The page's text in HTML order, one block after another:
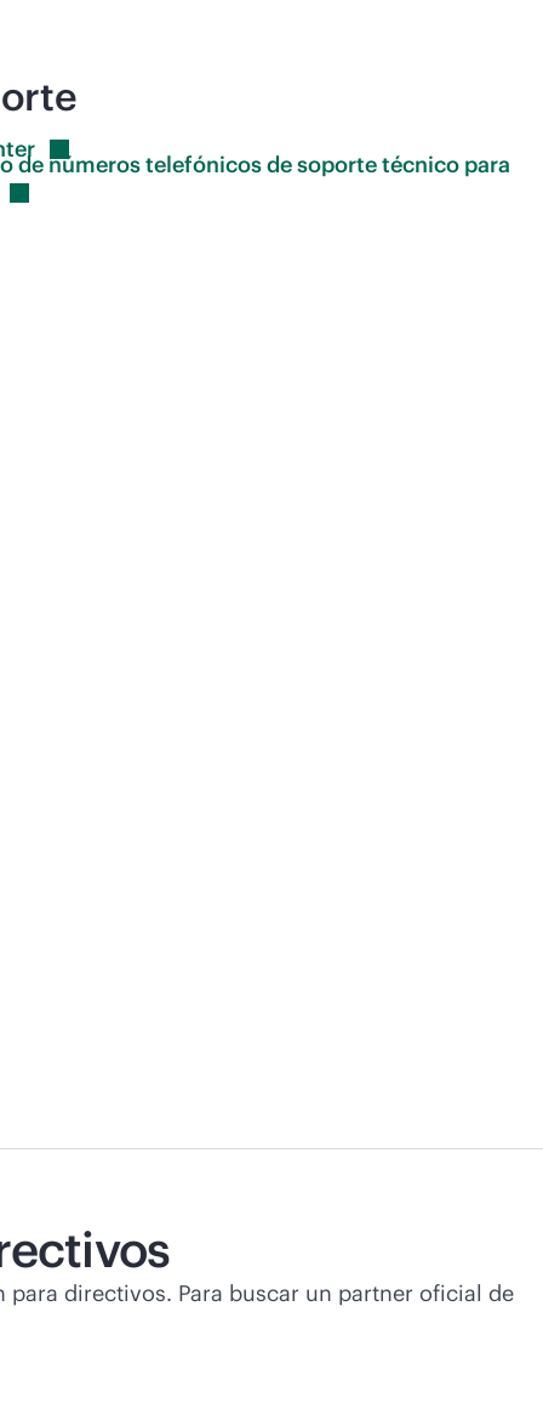
de números telefónicos de soporte técnico para
directivos. Para buscar un partner oficial de